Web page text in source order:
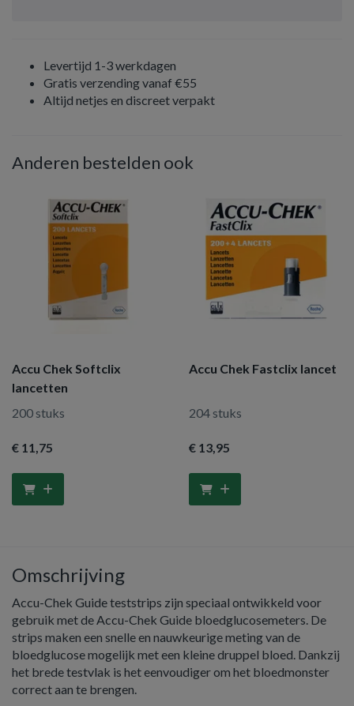
Levertijd 1-3 werkdagen
Gratis verzending vanaf €55
Altijd netjes en discreet verpakt
Anderen bestelden ook
Accu Chek Softclix
lancetten
200 stuks
€ 11 ,75
Accu Chek Fastclix lancet
204 stuks
€ 13 ,95
Omschrijving
Accu-Chek Guide teststrips zijn speciaal ontwikkeld voor
gebruik met de Accu-Chek Guide bloedglucosemeters. De
strips maken een snelle en nauwkeurige meting van de
bloedglucose mogelijk met een kleine druppel bloed. Dankzij
het brede testvlak is het eenvoudiger om het bloedmonster
correct aan te brengen.